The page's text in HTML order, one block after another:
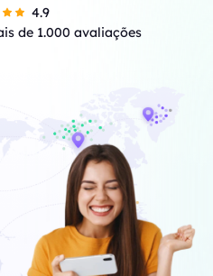
4.9
de 1.000 avaliações